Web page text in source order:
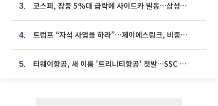
3. 코스피, 장중 5%대 급락에 사이드카 발동…삼성·SK 동반 폭락
4. 트럼프 “자석 사업을 하라”…제이에스링크, 비중국 영구자석 공급망 구축 속도
5. 티웨이항공, 새 이름 '트리니티항공' 첫발…SSC 전략 본격화